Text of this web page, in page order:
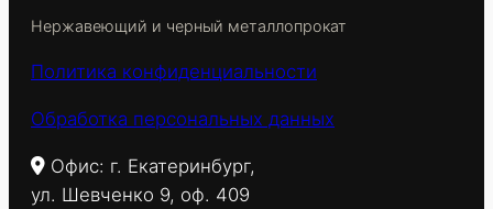
Нержавеющий и черный металлопрокат
Политика конфиденциальности
Обработка персональных данных
Офис: г. Екатеринбург,
ул. Шевченко 9, оф. 409